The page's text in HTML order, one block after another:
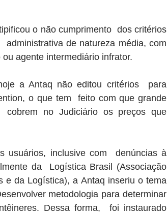
o não cumprimento  dos critérios
de natureza média, com
agente intermediário infrator.
a Antaq não editou critérios  para
o que tem  feito com que grande
cobrem no Judiciário os preços que
usuários, inclusive com  denúncias à
da  Logística Brasil (Associação
e da Logística), a Antaq inseriu o tema
metodologia para determinar
Dessa forma,  foi instaurado